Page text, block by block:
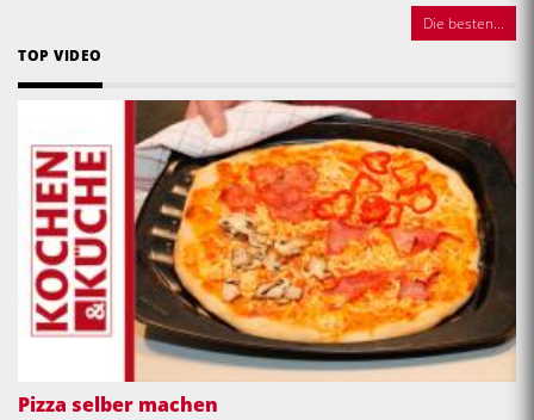
Die besten...
TOP VIDEO
Pizza selber machen